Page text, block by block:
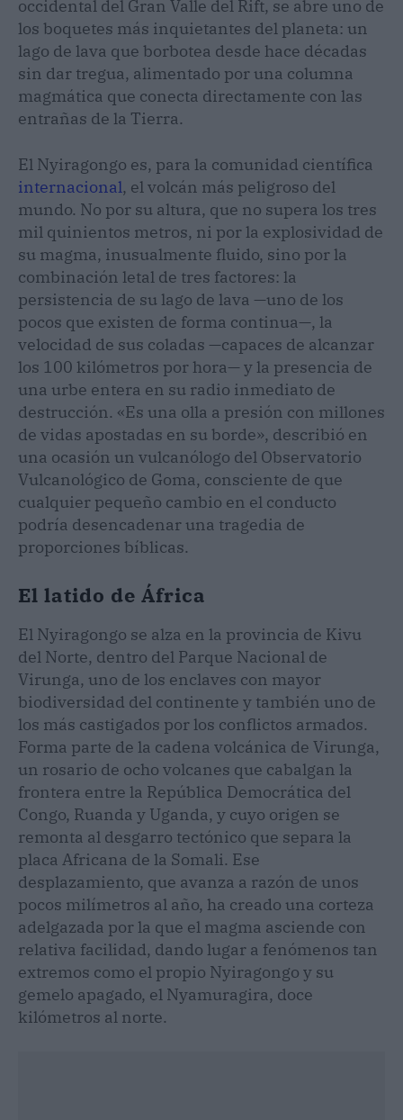
occidental del Gran Valle del Rift, se abre uno de
los boquetes más inquietantes del planeta: un
lago de lava que borbotea desde hace décadas
sin dar tregua, alimentado por una columna
magmática que conecta directamente con las
entrañas de la Tierra.
El Nyiragongo es, para la comunidad científica
internacional, el volcán más peligroso del
mundo. No por su altura, que no supera los tres
mil quinientos metros, ni por la explosividad de
su magma, inusualmente fluido, sino por la
combinación letal de tres factores: la
persistencia de su lago de lava —uno de los
pocos que existen de forma continua—, la
velocidad de sus coladas —capaces de alcanzar
los 100 kilómetros por hora— y la presencia de
una urbe entera en su radio inmediato de
destrucción. «Es una olla a presión con millones
de vidas apostadas en su borde», describió en
una ocasión un vulcanólogo del Observatorio
Vulcanológico de Goma, consciente de que
cualquier pequeño cambio en el conducto
podría desencadenar una tragedia de
proporciones bíblicas.
El latido de África
El Nyiragongo se alza en la provincia de Kivu
del Norte, dentro del Parque Nacional de
Virunga, uno de los enclaves con mayor
biodiversidad del continente y también uno de
los más castigados por los conflictos armados.
Forma parte de la cadena volcánica de Virunga,
un rosario de ocho volcanes que cabalgan la
frontera entre la República Democrática del
Congo, Ruanda y Uganda, y cuyo origen se
remonta al desgarro tectónico que separa la
placa Africana de la Somali. Ese
desplazamiento, que avanza a razón de unos
pocos milímetros al año, ha creado una corteza
adelgazada por la que el magma asciende con
relativa facilidad, dando lugar a fenómenos tan
extremos como el propio Nyiragongo y su
gemelo apagado, el Nyamuragira, doce
kilómetros al norte.